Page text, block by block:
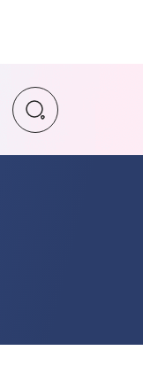
Wpisz szukaną
Wyszukiwarka